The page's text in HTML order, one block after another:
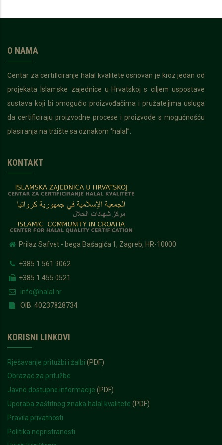
O NAMA
Centar za certificiranje halal kvalitete osnovan je kroz jedan od
projekata Islamske zajednice u Hrvatskoj s ciljem uspostave
sustava koji bi omogućio proizvođačima i pružateljima usluga
da certificiraju proizvodne procese i proizvode s mogućnošću
plasiranja na tržište sa oznakom “halal”.
KONTAKT
Prilaz Safvet - bega Bašagića 1, Zagreb, HR-10000
+385 1 561 9062
+385 1 455 0521
info@halal.hr
OIB: 40237828734
KORISNI LINKOVI
Rješavanje pritužbi i žalbi (PDF)
Obrazac za pritužbe
Javno dostupne informacije (PDF)
Uporaba zaštitnog znaka halal kvalitete (PDF)
Pravila privatnosti
Politika nepristranosti